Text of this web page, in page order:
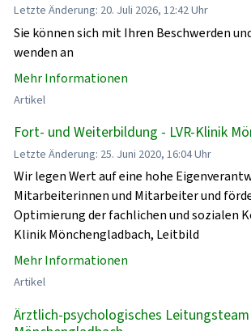
Letzte Änderung: 20. Juli 2026, 12:42 Uhr
Sie können sich mit Ihren Beschwerden
wenden an
Mehr Informationen
Artikel
Fort- und Weiterbildung - LVR-Klinik
Letzte Änderung: 25. Juni 2020, 16:04 Uhr
Wir legen Wert auf eine hohe
Mitarbeiterinnen und Mitarbeiter und
Optimierung der fachlichen und sozialen
Klinik Mönchengladbach, Leitbild
Mehr Informationen
Artikel
Ärztlich-psychologisches Leitungsteam